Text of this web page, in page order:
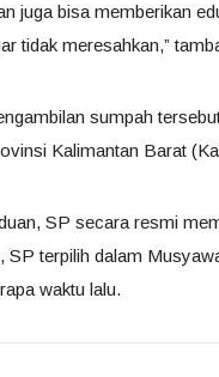
juga bisa memberikan
tidak meresahkan,”
sumpah
Kalimantan Barat
SP secara resmi
SP terpilih dalam
waktu lalu.